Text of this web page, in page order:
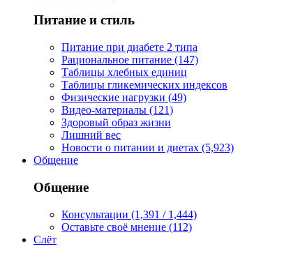
Питание и стиль
Питание при диабете 2 типа
Рациональное питание (147)
Таблицы хлебных единиц
Таблицы гликемических индексов
Физические нагрузки (49)
Видео-материалы (121)
Здоровый образ жизни
Лишний вес
Новости о питании и диетах (5,923)
Общение
Общение
Консультации (1,391 / 1,444)
Оставьте своё мнение (112)
Слёт